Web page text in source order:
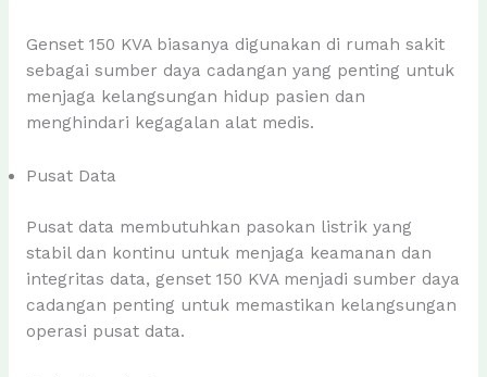
Genset 150 KVA biasanya digunakan di rumah sakit
sebagai sumber daya cadangan yang penting untuk
menjaga kelangsungan hidup pasien dan
menghindari kegagalan alat medis.
Pusat Data
Pusat data membutuhkan pasokan listrik yang
stabil dan kontinu untuk menjaga keamanan dan
integritas data, genset 150 KVA menjadi sumber daya
cadangan penting untuk memastikan kelangsungan
operasi pusat data.